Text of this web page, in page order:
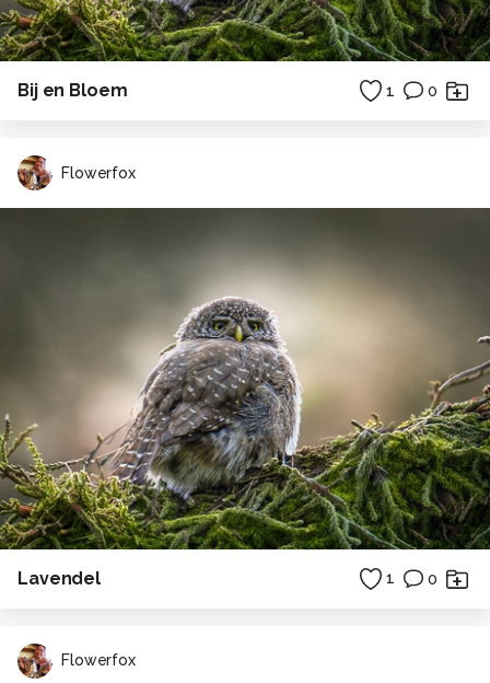
Bij en Bloem 1 0
Flowerfox
Lavendel 1 0
Flowerfox